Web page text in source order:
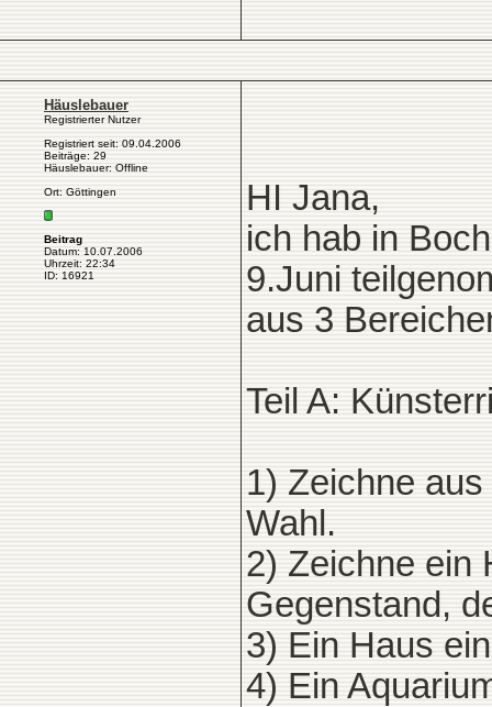
Häuslebauer
Registrierter Nutzer
Registriert seit: 09.04.2006
Beiträge: 29
Häuslebauer: Offline
Ort: Göttingen
Beitrag
Datum: 10.07.2006
Uhrzeit: 22:34
ID: 16921
HI Jana,
ich hab in
9.Juni
aus 3
Teil A:
1) Zeichne
Wahl.
2) Zeichne ein
Gegenstand,
3) Ein Haus
4) Ein